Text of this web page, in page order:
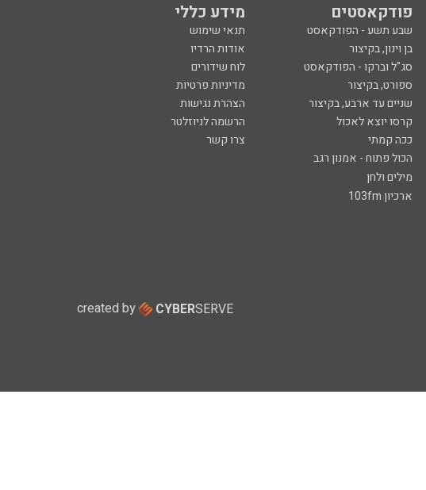
פודקאסטים מידע כללי
שבע תשע - הפודקאסט
תנאי שימוש
בן וינון, בקיצור
אודות הרדיו
סג"ל וברקו - הפודקאסט
לוח שידורים
ספורט, בקיצור
מדיניות פרטיות
שניים עד ארבע, בקיצור
הצהרת נגישות
קרסו יוצא לאכול
הרשמה לניוזלטר
ככה קמתי
צרו קשר
הכול פתוח - אמנון רגב
מילים ולחן
ארכיון 103fm
created by CYBERSERVE